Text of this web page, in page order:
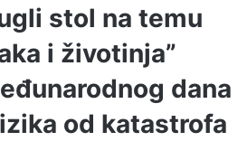
stol na temu
i životinja”
dana
od katastrofa